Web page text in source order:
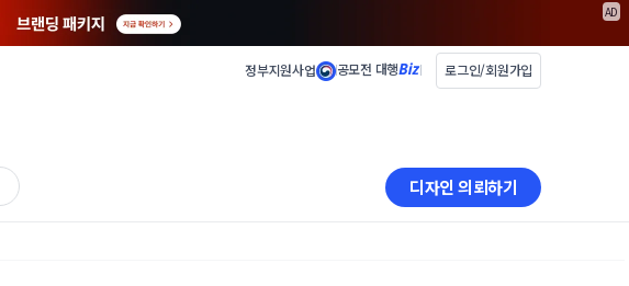
AD
정부지원사업 공모전 대행 로그인/회원가입
디자인 의뢰하기